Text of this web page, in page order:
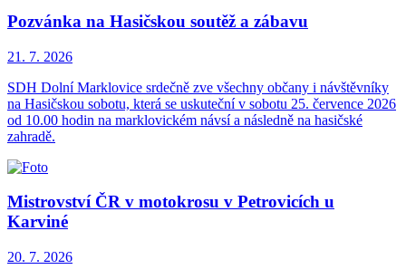
Pozvánka na Hasičskou soutěž a zábavu
21. 7. 2026
SDH Dolní Marklovice srdečně zve všechny občany i návštěvníky
na Hasičskou sobotu, která se uskuteční v sobotu 25. července 2026
od 10.00 hodin na marklovickém návsí a následně na hasičské
zahradě.
Mistrovství ČR v motokrosu v Petrovicích u
Karviné
20. 7. 2026